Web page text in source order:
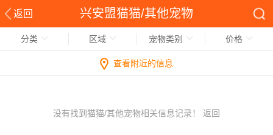
返回 兴安盟猫猫/其他宠物
分类 区域 宠物类别 价格
查看附近的信息
没有找到猫猫/其他宠物相关信息记录！ 返回